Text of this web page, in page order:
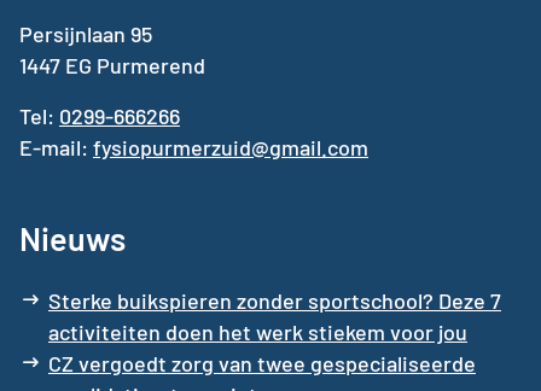
Persijnlaan 95
1447 EG Purmerend
Tel: 0299-666266
E-mail: fysiopurmerzuid@gmail.com
Nieuws
Sterke buikspieren zonder sportschool? Deze 7
activiteiten doen het werk stiekem voor jou
CZ vergoedt zorg van twee gespecialiseerde